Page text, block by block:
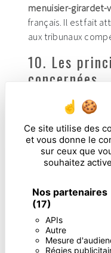
Ce site utilise des
et vous donne le
sur ceux que
souhaitez
Nos partenaires
(17)
APIs
Autre
Mesure
Régies
menuisier-girardet-
français. Il est fait
aux tribunaux
10. Les
concernées.
Loi n° 78-17 du 6
par la loi n° 2004-
l'informatique, aux
Loi n° 2004-575 du
dans l'économie
11. Lexique.
Utilisateur :
site susnommé.
Informations